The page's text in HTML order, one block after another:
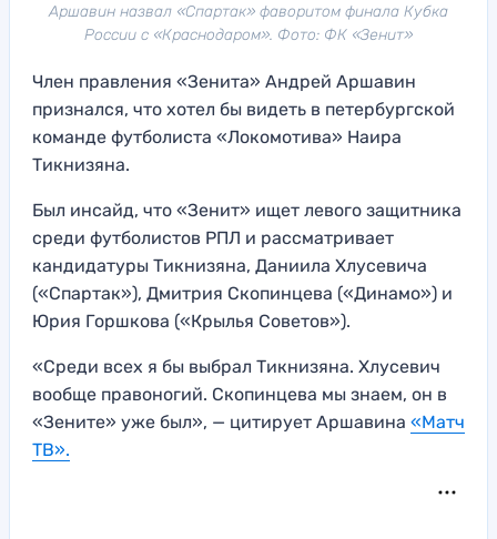
Аршавин назвал «Спартак» фаворитом финала Кубка
России с «Краснодаром». Фото: ФК «Зенит»
Член правления «Зенита» Андрей Аршавин
признался, что хотел бы видеть в петербургской
команде футболиста «Локомотива» Наира
Тикнизяна.
Был инсайд, что «Зенит» ищет левого защитника
среди футболистов РПЛ и рассматривает
кандидатуры Тикнизяна, Даниила Хлусевича
(«Спартак»), Дмитрия Скопинцева («Динамо») и
Юрия Горшкова («Крылья Советов»).
«Среди всех я бы выбрал Тикнизяна. Хлусевич
вообще правоногий. Скопинцева мы знаем, он в
«Зените» уже был», — цитирует Аршавина «Матч
ТВ».